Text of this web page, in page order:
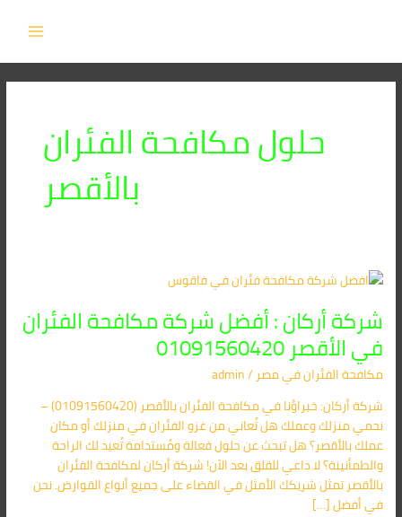
حلول مكافحة الفئران
بالأقصر
شركة أركان : أفضل شركة مكافحة الفئران
في الأقصر 01091560420
مكافحة الفئران​ في مصر/
admin
شركة أركان: خبراؤنا في مكافحة الفئران بالأقصر (01091560420) –
نحمي منزلك وعملك هل تُعاني من غزو الفئران في منزلك أو مكان
عملك بالأقصر؟ هل تبحث عن حلول فعالة ومُستدامة تُعيد لك الراحة
والطمأنينة؟ لا داعي للقلق بعد الآن! شركة أركان لمكافحة الفئران
بالأقصر تمثل شريكك الأمثل في القضاء على جميع أنواع القوارض. نحن
في أفضل […]
شركة
:
أفضل
شركة
مكافحة
الفئران
في
الأقصر
01091560420